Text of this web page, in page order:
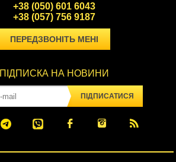
+38 (050) 601 6043
+38 (057) 756 9187
ПЕРЕДЗВОНІТЬ МЕНІ
ПІДПИСКА НА НОВИНИ
ПІДПИСАТИСЯ